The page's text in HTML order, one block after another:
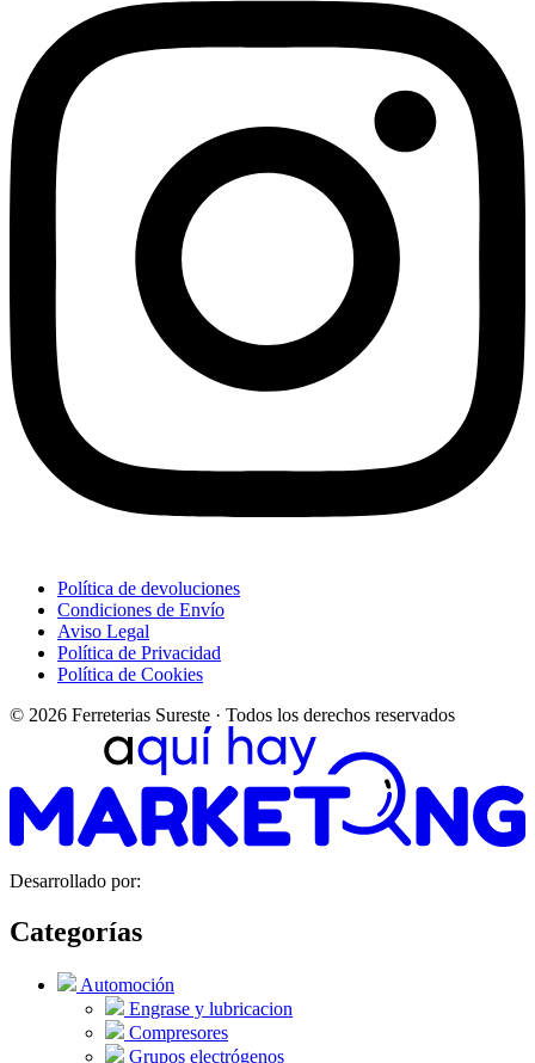
Política de devoluciones
Condiciones de Envío
Aviso Legal
Política de Privacidad
Política de Cookies
© 2026 Ferreterias Sureste · Todos los derechos reservados
Desarrollado por:
Categorías
Automoción
Engrase y lubricacion
Compresores
Grupos electrógenos